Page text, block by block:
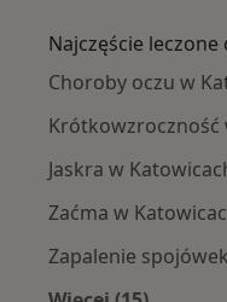
Najczęście
Choroby oczu w
Krótkowzroczność
Jaskra w
Zaćma w
Zapalenie